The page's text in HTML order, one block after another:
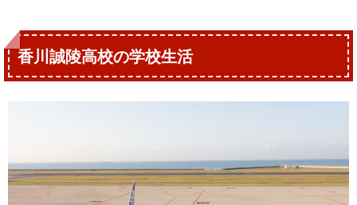
香川誠陵高校の学校生活